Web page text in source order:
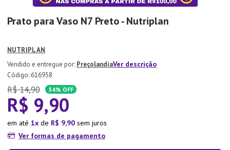
Prato para Vaso N7 Preto - Nutriplan
NUTRIPLAN
PreçolandiaVer descrição
: 616958
R$ 14,90 34% OFF
R$ 9,90
em até 1 de R$ 9,90 sem juros
Ver formas de pagamento
Tapete
10º Lixeira